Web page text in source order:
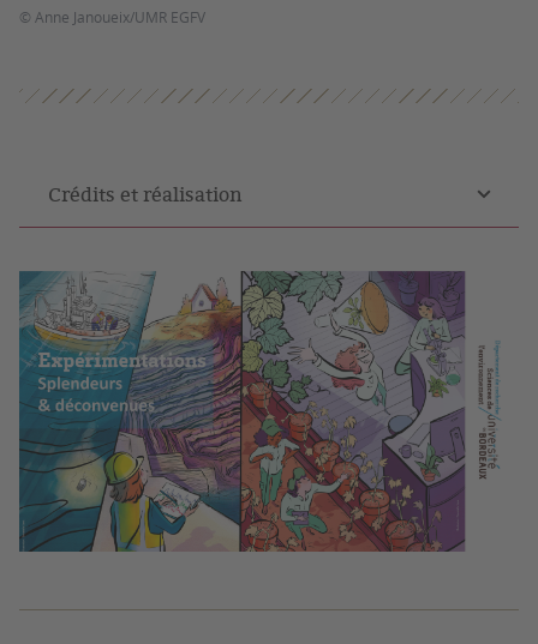
© Anne Janoueix/UMR EGFV
Crédits et réalisation